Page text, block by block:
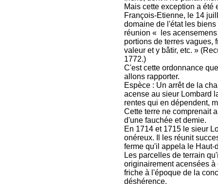
Mais cette exception a été
François-Etienne, le 14
domaine de l'état les
réunion « les
portions de terres vagues,
valeur et y bâtir, etc. »
1772.)
C'est cette ordonnance
allons rapporter.
Espèce : Un arrêt de la
acense au sieur Lombard
rentes qui en dépendent,
Cette terre ne comprenait
d'une fauchée et demie.
En 1714 et 1715 le sieur
onéreux. Il les réunit
ferme qu'il appela le Haut-
Les parcelles de terrain
originairement acensées
friche à l'époque de la
déshérence.